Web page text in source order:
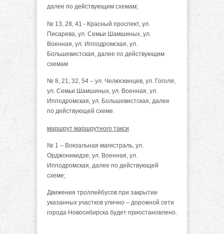
далее по действующим схемам;
№ 13, 28, 41 - Красный проспект, ул.
Писарева, ул. Семьи Шамшиных, ул.
Военная, ул. Ипподромская, ул.
Большевистская, далее по действующим
схемам
№ 8, 21, 32, 54 – ул. Челюскинцев, ул. Гоголя,
ул. Семьи Шамшиных, ул. Военная, ул.
Ипподромская, ул. Большевистская, далее
по действующей схеме.
маршрут маршрутного такси
№ 1 – Вокзальная магистраль, ул.
Орджоникидзе, ул. Военная, ул.
Ипподромская, далее по действующей
схеме;
Движения троллейбусов при закрытии
указанных участков улично – дорожной сети
города Новосибирска будет приостановлено.